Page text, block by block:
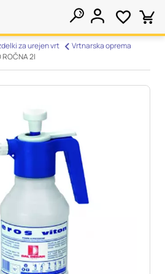
za urejen vrt
Vrtnarska oprema
ROČNA 2l
brskalnika, večinoma v obliki
se lahko navezujejo na vas, vaše
ali pa skrbijo, da vaše spletno mesto
Te informacije običajno
vaše identitete, vendar vam lahko
spletno uporabniško izkušnjo.
lahko zavrnete. Klikajte različna
več informacij in spremenite
določenih vrst piškotkov vpliva
mesta in naše storitve.